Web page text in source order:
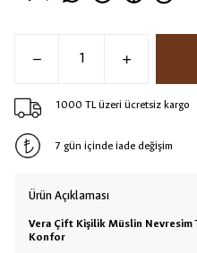
1000 TL üzeri ücretsiz kargo
7 gün içinde iade değişim
Ürün Açıklaması
Vera Çift Kişilik Müslin Nevresim
Konfor